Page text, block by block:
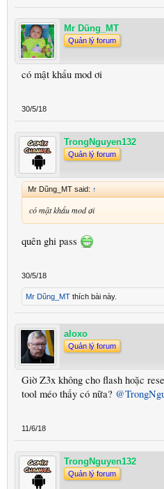
Mr Dũng_MT
Quản lý forum
có mật khẩu mod ơi
30/5/18
TrongNguyen132
Quản lý forum
Mr Dũng_MT said: ↑
có mật khẩu mod ơi
quên ghi pass
30/5/18
Mr Dũng_MT thích bài này.
aloxo
Quản lý forum
Giờ Z3x không cho flash hoặc
tool méo thấy có nữa?
11/6/18
TrongNguyen132
Quản lý forum